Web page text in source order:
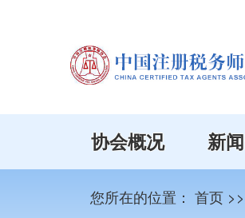
协会概况 新
您所在的位置： 首页